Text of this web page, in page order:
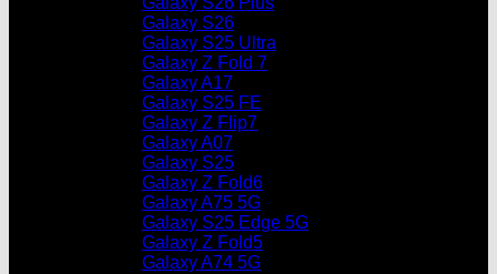
Galaxy S26
Galaxy S25 Ultra
Galaxy Z Fold 7
Galaxy A17
Galaxy S25 FE
Galaxy Z Flip7
Galaxy A07
Galaxy S25
Galaxy Z Fold6
Galaxy A75 5G
Galaxy S25 Edge 5G
Galaxy Z Fold5
Galaxy A74 5G